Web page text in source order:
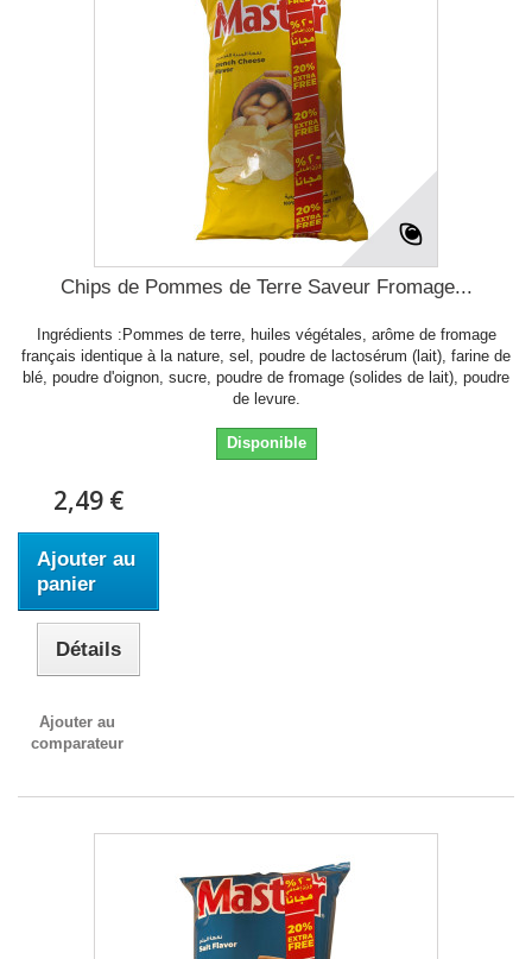
Chips de Pommes de Terre Saveur Fromage...
Ingrédients :Pommes de terre, huiles végétales, arôme de fromage
français identique à la nature, sel, poudre de lactosérum (lait), farine de
blé, poudre d'oignon, sucre, poudre de fromage (solides de lait), poudre
de levure.
Disponible
2,49 €
Ajouter au
panier
Détails
Ajouter au
comparateur